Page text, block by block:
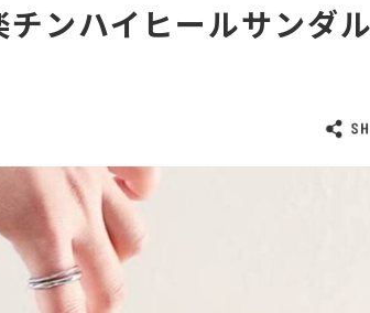
チンハイヒールサンダ